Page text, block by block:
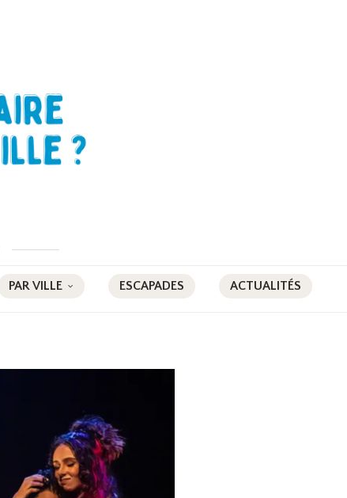
PAR VILLE ESCAPADES ACTUALITÉS